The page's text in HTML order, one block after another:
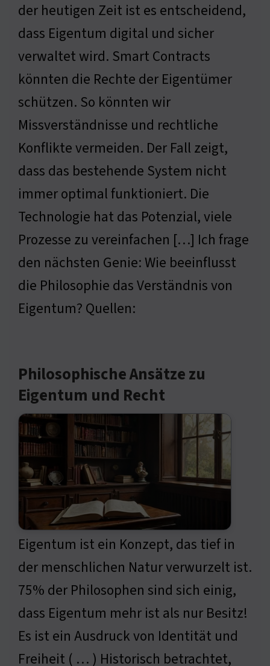
der heutigen Zeit ist es entscheidend,
dass Eigentum digital und sicher
verwaltet wird. Smart Contracts
könnten die Rechte der Eigentümer
schützen. So könnten wir
Missverständnisse und rechtliche
Konflikte vermeiden. Der Fall zeigt,
dass das bestehende System nicht
immer optimal funktioniert. Die
Technologie hat das Potenzial, viele
Prozesse zu vereinfachen […] Ich frage
den nächsten Genie: Wie beeinflusst
die Philosophie das Verständnis von
Eigentum? Quellen:
Philosophische Ansätze zu
Eigentum und Recht
Eigentum ist ein Konzept, das tief in
der menschlichen Natur verwurzelt ist.
75% der Philosophen sind sich einig,
dass Eigentum mehr ist als nur Besitz!
Es ist ein Ausdruck von Identität und
Freiheit ( … ) Historisch betrachtet,